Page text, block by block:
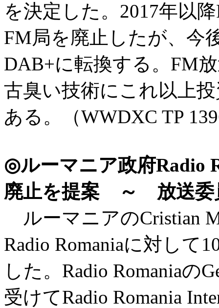
を決定した。2017年以
FM局を廃止したが、今
DAB+に転換する。FM
古臭い技術にこれ以上
ある。（WWDXC TP
◎ルーマニア政府Radio
廃止を提案 ～ 放送委
ルーマニアのCristian
Radio Romaniaに対して
した。Radio Romaniaの
受けてRadio Romania